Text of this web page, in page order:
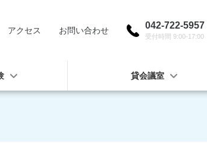
アクセス お問い合わせ 042-722-5957
受付時間 9:00-17:00
貸会議室